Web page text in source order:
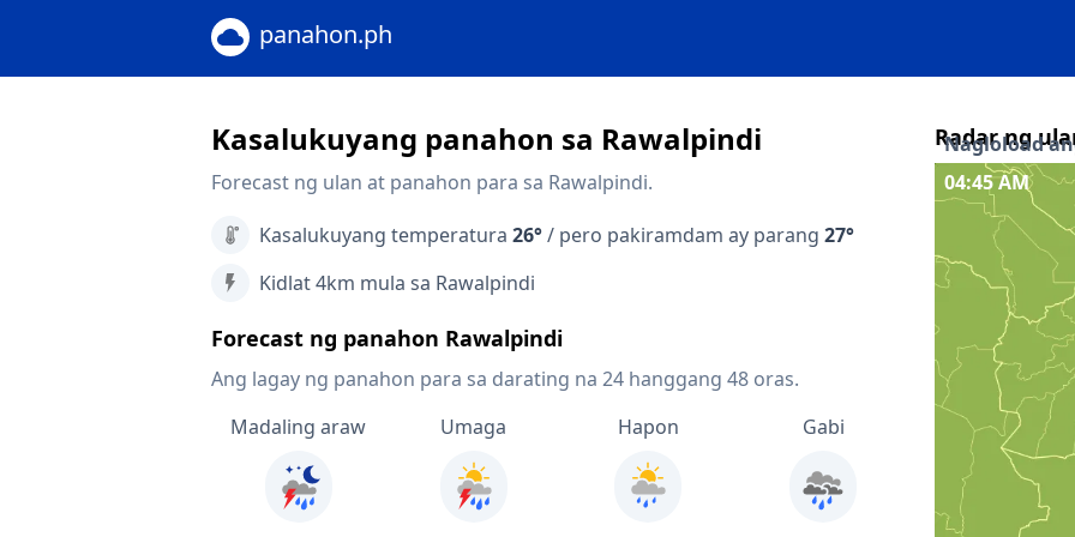
panahon.ph
Kasalukuyang panahon sa Rawalpindi
Forecast ng ulan at panahon para sa Rawalpindi.
Kasalukuyang temperatura 26°/ pero pakiramdam ay parang 27°
Kidlat 4km mula sa Rawalpindi
Forecast ng panahon Rawalpindi
Ang lagay ng panahon para sa darating na 24 hanggang 48 oras.
Madaling araw
Umaga Hapon Gabi
Radar ng
Nagloload
04:50 AM
Interaktibong
Quicklinks
Forecast sa
Forecast sa
Radar ng
Mapa ng
Mga